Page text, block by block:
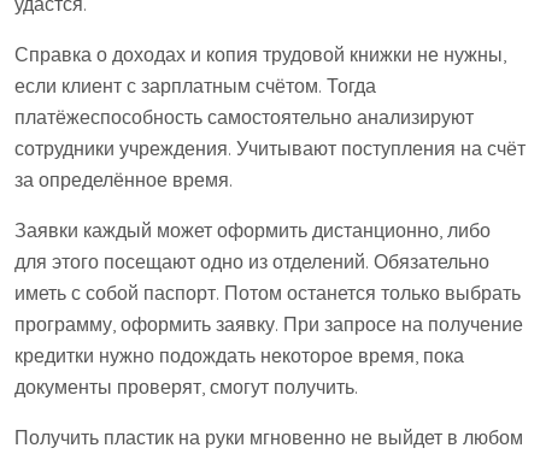
Справка о доходах и копия трудовой книжки не нужны,
если клиент с зарплатным счётом. Тогда
платёжеспособность самостоятельно анализируют
сотрудники учреждения. Учитывают поступления на счёт
за определённое время.
Заявки каждый может оформить дистанционно, либо
для этого посещают одно из отделений. Обязательно
иметь с собой паспорт. Потом останется только выбрать
программу, оформить заявку. При запросе на получение
кредитки нужно подождать некоторое время, пока
документы проверят, смогут получить.
Получить пластик на руки мгновенно не выйдет в любом